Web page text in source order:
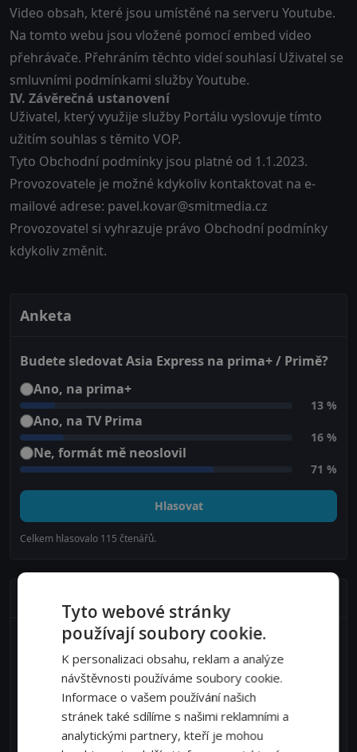
Video obsah, které jsou umístěné na serveru Youtube.
Na tomto webu jsou vložené pomocí embed video
přehrávače. Přehráním těchto videí souhlasí Uživatel se
smluvními podmínkami služby Youtube.
IV. Závěrečná ustanovení
Uživatel, který využije služby Portálu vyslovuje tímto
užitím souhlas s těmito VOP.
Tyto Obchodní podmínky jsou platné od 1.1.2023.
Provozovatele je možné kdykoliv kontaktovat na e-
mailové adrese: pavel.kovar@smitmedia.cz
Provozovatel si vyhrazuje právo Obchodní podmínky
kdykoliv změnit.
Anketa
Budete sledovat Asia Express na prima+ / Primě?
Ano, na prima+
13 %
Ano, na TV Prima
16 %
Ne, formát mě neoslovil
71 %
Hlasovat
Celkem hlasovalo 115 čtenářů.
Hokej na olympiádě: zvládnete 10 otázek v
těžkém kvízu?
Líbí se 688 čtenářům
Kvíz: Otestuje své znalosti ZOH – dáte alespoň
7/10 odpovědí?
Líbí se 121 čtenářům
Tyto webové stránky
používají soubory cookie.
K personalizaci obsahu, reklam a analýze
návštěvnosti používáme soubory cookie.
Informace o vašem používání našich
stránek také sdílíme s našimi reklamními a
analytickými partnery, kteří je mohou